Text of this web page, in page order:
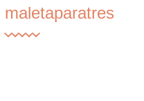
maletaparatres